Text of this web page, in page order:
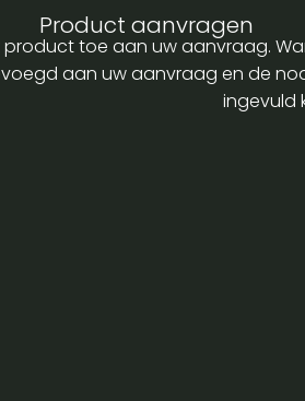
Product aanvragen
toe aan uw aanvraag.
aan uw aanvraag en de
ingevuld